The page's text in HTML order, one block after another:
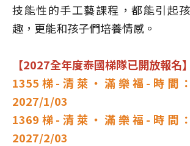
技能性的手工藝課程，都能引起
趣，更能和孩子們培養情感。
【2027全年度泰國梯隊已開放報名】
1355梯-清萊‧滿樂福-時間
2027/1/03
1369梯-清萊‧滿樂福-時間
2027/2/03